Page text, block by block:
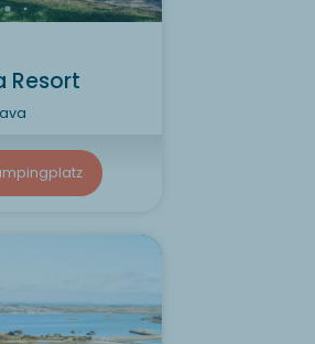
Resort